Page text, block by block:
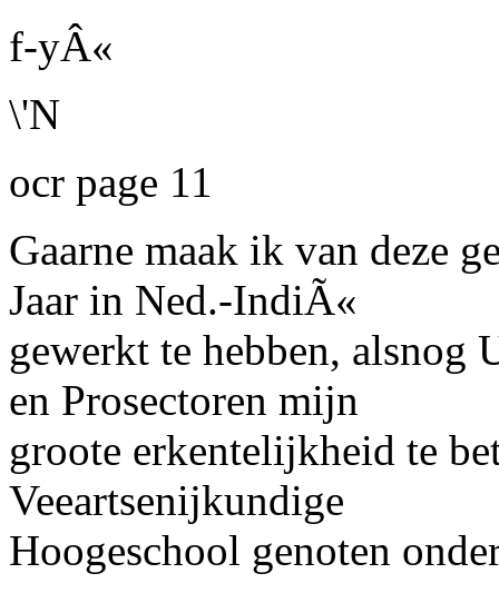
f-yÂ«
\'N
ocr page 11
Gaarne maak ik van deze
Jaar in Ned.-IndiÃ«
gewerkt te hebben, alsnog
en Prosectoren mijn
groote erkentelijkheid te
Veeartsenijkundige
Hoogeschool genoten